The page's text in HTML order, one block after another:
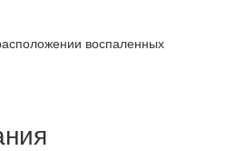
воспаленных